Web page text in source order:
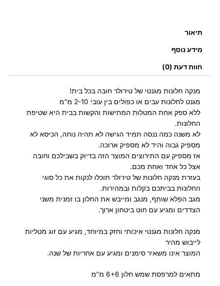
תיאור
מידע נוסף
חוות דעת (0)
מנקה חלונות מגנטי של טירולר חובה בכל בית!
מגנט לחלונות עבים או כפולים בין עובי 2-10 מ"מ
ללא ספק אחת המטלות המתישות והקשות בבית היא שטיפת
החלונות.
לא משנה כמה ננסה תמיד הגישה לא תהיה נוחה, הכיסא לא
מספיק גבוה והיד לא מספיק ארוכה.
אז מספיק עם התירוצים המוצר הזה בדיוק בשבילכם וחובה
אצל כל אחד ואחת מכם.
בעזרת מנקה חלונות של טירולר תוכלו לנקות את כל סוגי
החלונות בביתכם בקלות ובמהירות.
מגב הפלא שותף, מנגב ומייבש את החלון בו זמנית משני
הצדדים ומגיע עם חוט ביטחון ארוך.
מנקה חלונות מגנטי איכותי וחזק במיוחד, מגיע עם זוג מטליות
לייבוש מהיר
המוצר אינו משאיר סימנים ומגיע עם אחריות של שנה.
מתאים למרפסת שמש חלון 6+6 מ"מ